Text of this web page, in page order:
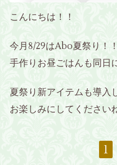
こんにちは！！
今月8/29はAbo夏祭り！！
手作りお昼ごはんも同日
夏祭り新アイテムも導入
お楽しみにしてください
1